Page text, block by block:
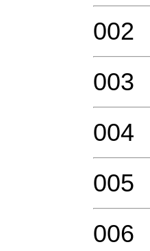
002
003
004
005
006